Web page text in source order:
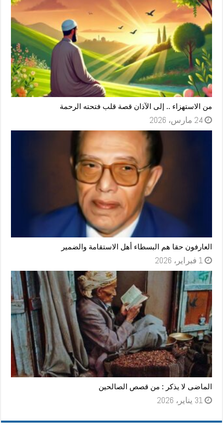
من الاستهزاء .. إلى الآذان قصة قلب فتحته الرحمة
24 مارس، 2026
العارفون حقا هم البسطاء أهل الاستقامة والضمير
1 فبراير، 2026
الماضى لا يذكر : من قصص الصالحين
31 يناير، 2026